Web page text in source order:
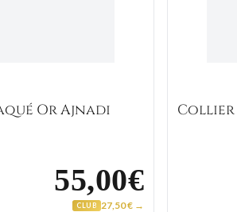
Or Ajnadi
55,00€
CLUB 27,50 € →
Collier